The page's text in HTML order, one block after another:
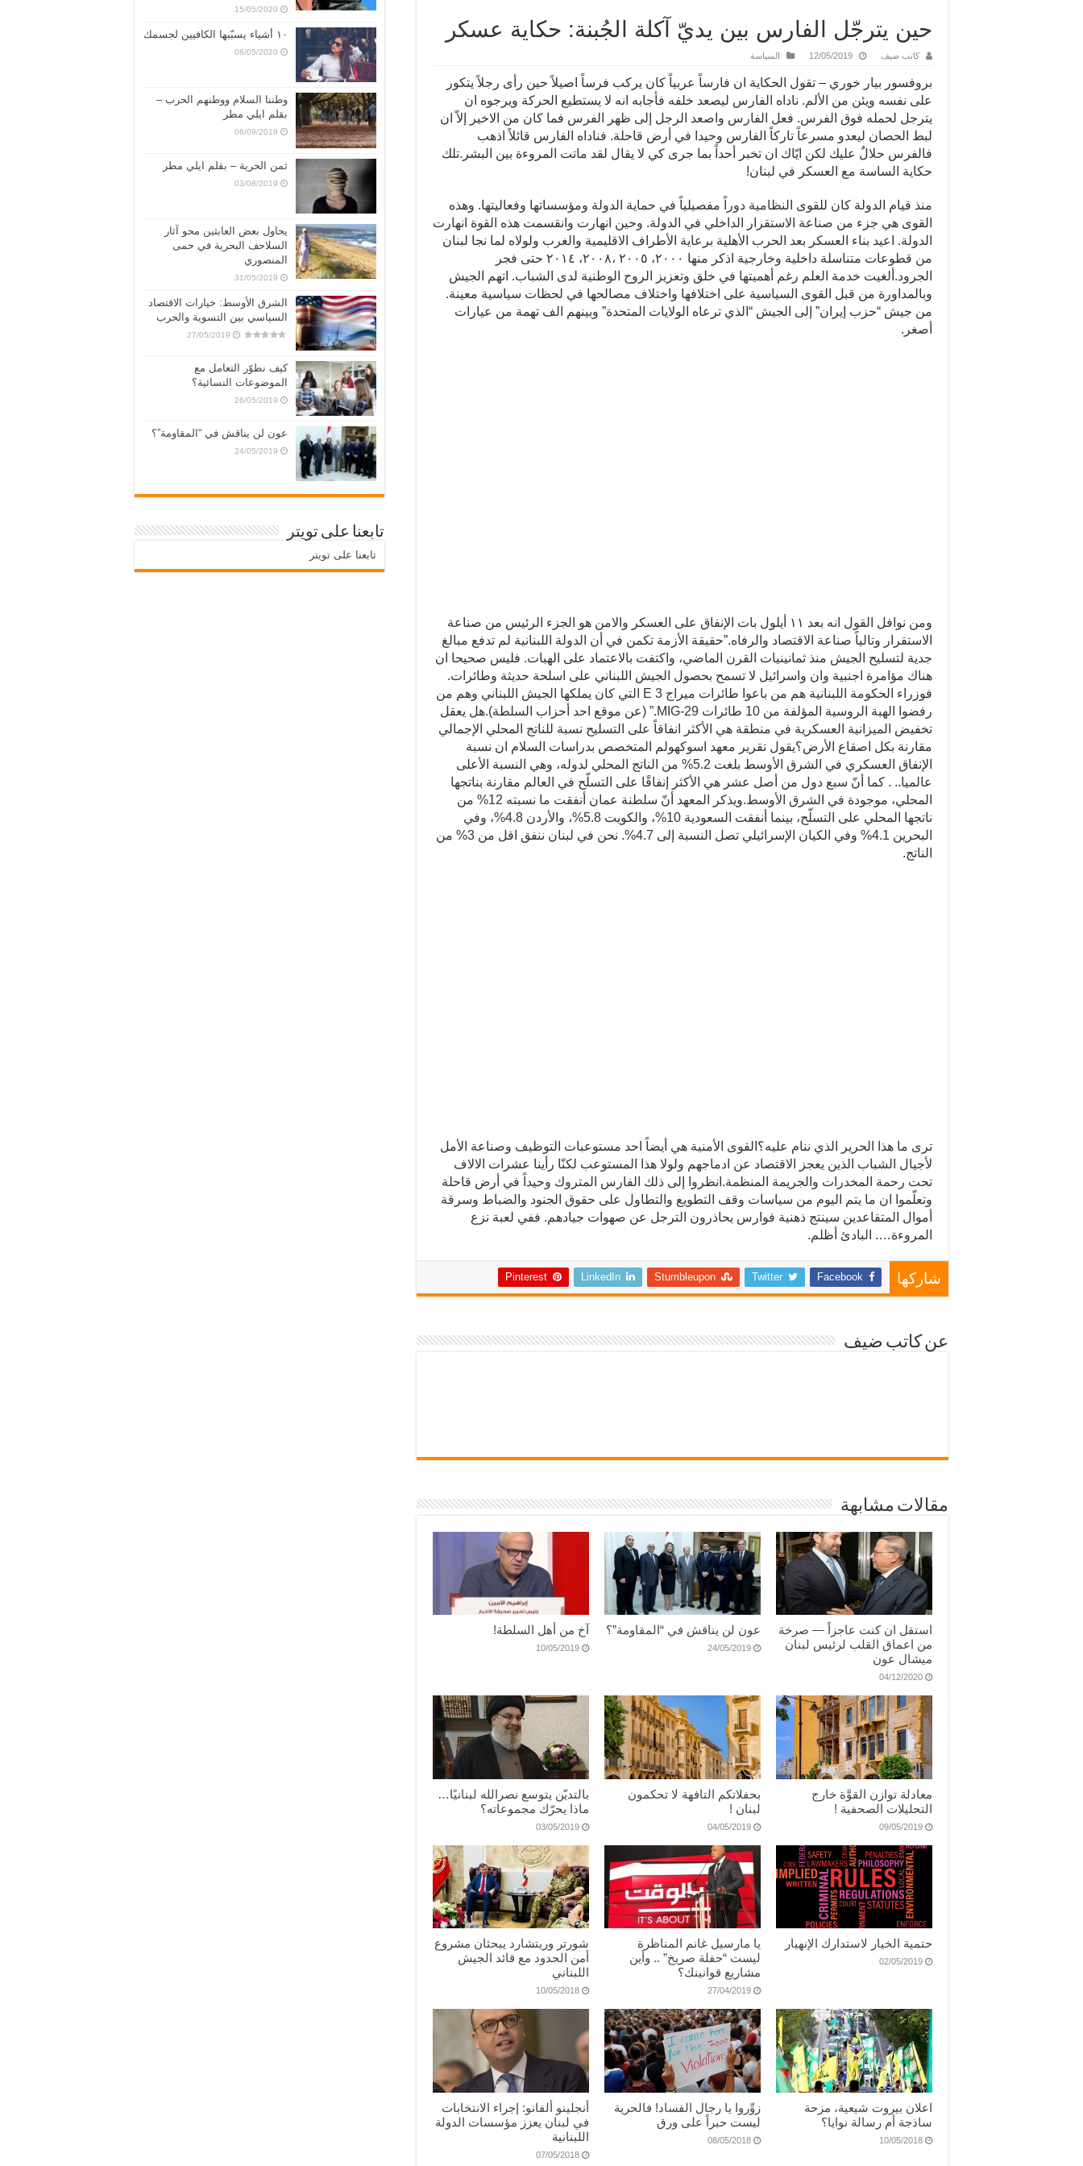
حين يترجّل الفارس بين يديّ آكلة الجُبنة: حكاية عسكر
كاتب ضيف 12/05/2019 السياسة
بروفسور بيار خوري – تقول الحكاية ان فارساً عربياً كان يركب فرساً اصيلاً حين رأى رجلاً يتكور
على نفسه ويئن من الألم. ناداه الفارس ليصعد خلفه فأجابه انه لا يستطيع الحركة ويرجوه ان
يترجل لحمله فوق الفرس. فعل الفارس واصعد الرجل إلى ظهر الفرس فما كان من الاخير إلاّ ان
لبط الحصان ليعدو مسرعاً تاركاً الفارس وحيدا في أرض قاحلة. فناداه الفارس قائلاً اذهب
فالفرس حلالٌ عليك لكن ايّاك ان تخبر أحداً بما جرى كي لا يقال لقد ماتت المروءة بين البشر.تلك
حكاية الساسة مع العسكر في لبنان!
منذ قيام الدولة كان للقوى النظامية دوراً مفصيلياً في حماية الدولة ومؤسساتها وفعاليتها. وهذه
القوى هي جزء من صناعة الاستقرار الداخلي في الدولة. وحين انهارت وانقسمت هذه القوة انهارت
الدولة. اعيد بناء العسكر بعد الحرب الأهلية برعاية الأطراف الاقليمية والغرب ولولاه لما نجا لبنان
من قطوعات متناسلة داخلية وخارجية اذكر منها ٢٠٠٠، ٢٠٠٥ ،٢٠٠٨، ٢٠١٤ حتى فجر
الجرود.ألغيت خدمة العلم رغم أهميتها في خلق وتعزيز الروح الوطنية لدى الشباب. اتهم الجيش
وبالمداورة من قبل القوى السياسية على اختلافها واختلاف مصالحها في لحظات سياسية معينة.
من جيش “حزب إيران” إلى الجيش “الذي ترعاه الولايات المتحدة” وبينهم الف تهمة من عيارات
أصغر.
ومن نوافل القول انه بعد ١١ أيلول بات الإنفاق على العسكر والامن هو الجزء الرئيس من صناعة
الاستقرار وتالياً صناعة الاقتصاد والرفاه.”حقيقة الأزمة تكمن في أن الدولة اللبنانية لم تدفع مبالغ
جدية لتسليح الجيش منذ ثمانينيات القرن الماضي، واكتفت بالاعتماد على الهبات. فليس صحيحا ان
هناك مؤامرة اجنبية وان واسرائيل لا تسمح بحصول الجيش اللبناني على اسلحة حديثة وطائرات.
فوزراء الحكومة اللبنانية هم من باعوا طائرات ميراج 3 E التي كان يملكها الجيش اللبناني وهم من
رفضوا الهبة الروسية المؤلفة من 10 طائرات MIG-29.” (عن موقع احد أحزاب السلطة).هل يعقل
تخفيض الميزانية العسكرية في منطقة هي الأكثر انفاقاً على التسليح نسبة للناتج المحلي الإجمالي
مقارنة بكل اصقاع الأرض؟يقول تقرير معهد اسوكهولم المتخصص بدراسات السلام ان نسبة
الإنفاق العسكري في الشرق الأوسط بلغت 5.2% من الناتج المحلي لدوله، وهي النسبة الأعلى
عالميا.. . كما أنّ سبع دول من أصل عشر هي الأكثر إنفاقًا على التسلّح في العالم مقارنة بناتجها
المحلي، موجودة في الشرق الأوسط.ويذكر المعهد أنّ سلطنة عمان أنفقت ما نسبته 12% من
ناتجها المحلي على التسلّح، بينما أنفقت السعودية 10%، والكويت 5.8%، والأردن 4.8%، وفي
البحرين 4.1% وفي الكيان الإسرائيلي تصل النسبة إلى 4.7%. نحن في لبنان ننفق اقل من 3% من
الناتج.
ترى ما هذا الحرير الذي ننام عليه؟القوى الأمنية هي أيضاً احد مستوعبات التوظيف وصناعة الأمل
لأجيال الشباب الذين يعجز الاقتصاد عن ادماجهم ولولا هذا المستوعب لكنّا رأينا عشرات الالاف
تحت رحمة المخدرات والجريمة المنظمة.انظروا إلى ذلك الفارس المتروك وحيداً في أرض قاحلة
وتعلّموا ان ما يتم اليوم من سياسات وقف التطويع والتطاول على حقوق الجنود والضباط وسرقة
أموال المتقاعدين سينتج ذهنية فوارس يحاذرون الترجل عن صهوات جيادهم. ففي لعبة نزع
المروءة…. البادئ أظلم.
شاركها Facebook
Twitter
Stumbleupon
LinkedIn
Pinterest
عن كاتب ضيف
مقالات مشابهة
استقل ان كنت عاجزاً — صرخة
من اعماق القلب لرئيس لبنان
ميشال عون
04/12/2020
عون لن يناقش في “المقاومة”؟
24/05/2019
آخ من أهل السلطة!
10/05/2019
معادلة توازن القوَّة خارج
التحليلات الصحفية !
09/05/2019
بحفلاتكم التافهة لا تحكمون
لبنان !
04/05/2019
بالتديّن يتوسع نصرالله لبنانيًا…
ماذا يحرّك مجموعاته؟
03/05/2019
حتمية الخيار لاستدارك الإنهيار
02/05/2019
يا مارسيل غانم المناظرة
ليست “حفلة صريخ” .. وأين
مشاريع قوانينك؟
27/04/2019
شورتر وريتشارد يبحثان مشروع
أمن الحدود مع قائد الجيش
اللبناني
10/05/2018
اعلان بيروت شيعية، مزحة
ساذجة أم رسالة نوايا؟
10/05/2018
زوِّروا يا رجال الفساد! فالحرية
ليست حبراً على ورق
08/05/2018
أنجلينو ألفانو: إجراء الانتخابات
في لبنان يعزز مؤسسات الدولة
اللبنانية
07/05/2018
15/05/2020
١٠ أشياء يسبّبها الكافيين لجسمك
08/05/2020
وطننا السلام ووطنهم الحرب –
بقلم ايلي مطر
06/09/2019
ثمن الحرية – بقلم ايلي مطر
03/08/2019
يحاول بعض العابثين محو آثار
السلاحف البحرية في حمى
المنصوري
31/05/2019
الشرق الأوسط: خيارات الاقتصاد
السياسي بين التسوية والحرب
27/05/2019
كيف نطوّر التعامل مع
الموضوعات النسائية؟
26/05/2019
عون لن يناقش في “المقاومة”؟
24/05/2019
تابعنا على تويتر
تابعنا على تويتر